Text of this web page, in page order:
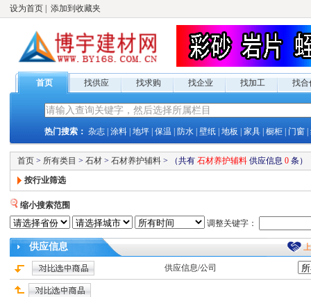
设为首页 添加到收藏夹
首页 找供应 找求购 找企业 找加工 找合
热门搜索： 杂志 涂料 地坪 保温 防水 壁纸 地板 家具 橱柜 门窗
首页 > 所有类目 > 石材 > 石材养护辅料 > （共有 石材养护辅料 供应信息 0 条）
按行业筛选
缩小搜索范围
调整关键字：
供应信息
供应信息/公司